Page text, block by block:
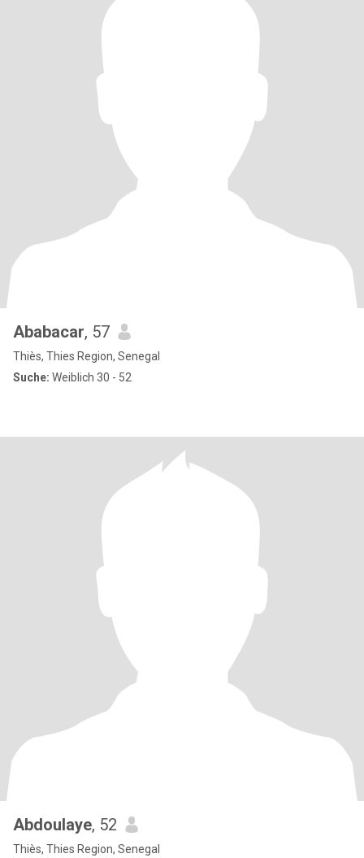
Ababacar, 57
Thiès, Thies Region, Senegal
Suche: Weiblich 30 - 52
Abdoulaye, 52
Thiès, Thies Region, Senegal